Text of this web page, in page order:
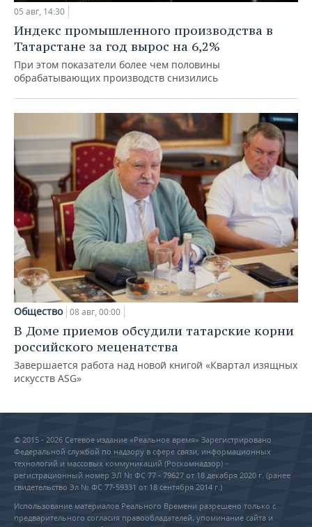
05 авг, 14:30
Индекс промышленного производства в
Татарстане за год вырос на 6,2%
При этом показатели более чем половины
обрабатывающих производств снизились
Общество 08 авг, 00:00
В Доме приемов обсудили татарские корни
российского меценатства
Завершается работа над новой книгой «Квартал изящных
искусств ASG»
© 2015 - 2026 Сетевое издание «Реальное время» Зарегистрировано
Федеральной службой по надзору в сфере связи, информационных
технологий и массовых коммуникаций (Роскомнадзор) –
регистрационный номер ЭЛ № ФС 77 - 79627 от 18 декабря 2020 г. (ранее
свидетельство Эл № ФС 77-59331 от 18 сентября 2014 г.)
Использование материалов Реального Времени разрешено только с
предварительного согласия правообладателей, упоминание сайта и